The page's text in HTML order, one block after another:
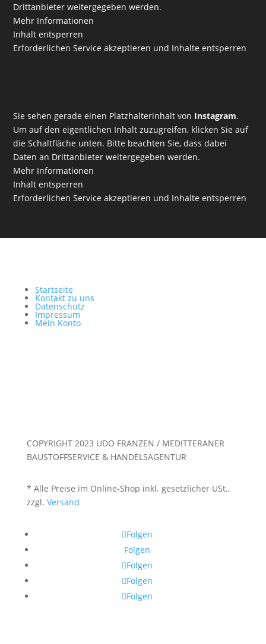
Drittanbieter weitergegeben werden.
Mehr Informationen
Inhalt entsperren
Erforderlichen Service akzeptieren und Inhalte entsperren
Sie sehen gerade einen Platzhalterinhalt von Instagram.
Um auf den eigentlichen Inhalt zuzugreifen, klicken Sie auf
die Schaltfläche unten. Bitte beachten Sie, dass dabei
Daten an Drittanbieter weitergegeben werden.
Mehr Informationen
Inhalt entsperren
Erforderlichen Service akzeptieren und Inhalte entsperren
Startseite
Kontakt zu uns
Datenschutz
Impressum
Mein Konto
COPYRIGHT 2023 UDO FRANZEN / MEDITTERANER
BAUSTOFFSERVICE & HANDELSAGENTUR
* Alle Preise im Online-Shop inkl. gesetzlicher USt.,
zzgl. Versand
Folgen
Folgen
Folgen
Folgen
Folgen